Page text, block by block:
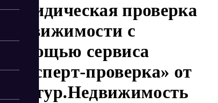
Юридическая проверка
недвижимости с
помощью сервиса
«Эксперт-проверка» от
Контур.Недвижимость